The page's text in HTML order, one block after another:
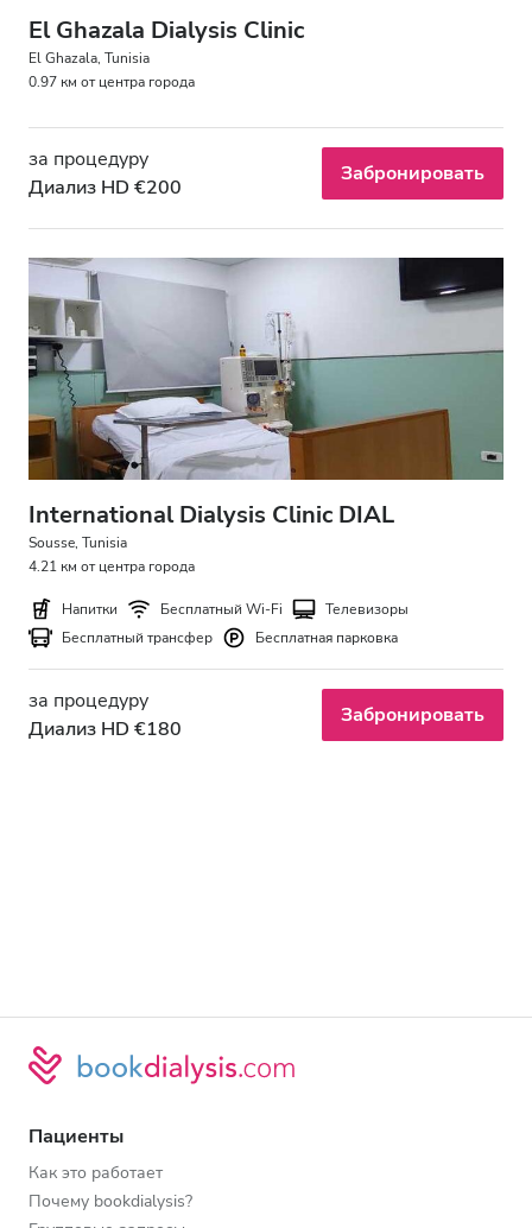
El Ghazala Dialysis Clinic
El Ghazala, Tunisia
0.97 км от центра города
за процедуру
Диализ HD €200
Забронировать
International Dialysis Clinic DIAL
Sousse, Tunisia
4.21 км от центра города
Напитки Бесплатный Wi-Fi
Телевизоры
Бесплатный трансфер
Бесплатная парковка
за процедуру
Диализ HD €180
Забронировать
Пациенты
Как это работает
Почему bookdialysis?